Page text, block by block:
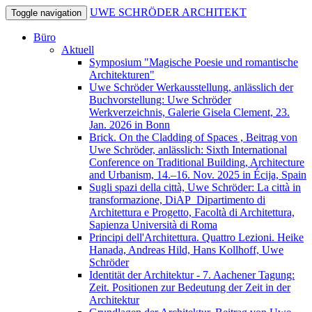
Toggle navigation UWE SCHRÖDER ARCHITEKT
Büro
Aktuell
Symposium "Magische Poesie und romantische
Architekturen"
Uwe Schröder Werkausstellung, anlässlich der
Buchvorstellung: Uwe Schröder
Werkverzeichnis, Galerie Gisela Clement, 23.
Jan. 2026 in Bonn
Brick. On the Cladding of Spaces , Beitrag von
Uwe Schröder, anlässlich: Sixth International
Conference on Traditional Building, Architecture
and Urbanism, 14.–16. Nov. 2025 in Écija, Spain
Sugli spazi della città, Uwe Schröder: La città in
transformazione, DiAP_Dipartimento di
Architettura e Progetto, Facoltà di Architettura,
Sapienza Università di Roma
Principi dell'Architettura. Quattro Lezioni. Heike
Hanada, Andreas Hild, Hans Kollhoff, Uwe
Schröder
Identität der Architektur - 7. Aachener Tagung:
Zeit. Positionen zur Bedeutung der Zeit in der
Architektur